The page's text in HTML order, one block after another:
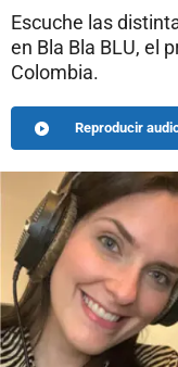
Escuche las
en Bla Bla BLU, el
Colombia.
Reproducir